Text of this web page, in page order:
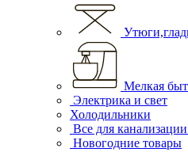
Мелкая
Электрика и свет
Холодильники
Все для
Новогодние товары